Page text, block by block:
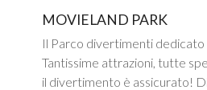
MOVIELAND PARK
Il Parco divertimenti dedicato
Tantissime attrazioni, tutte
il divertimento è assicurato!